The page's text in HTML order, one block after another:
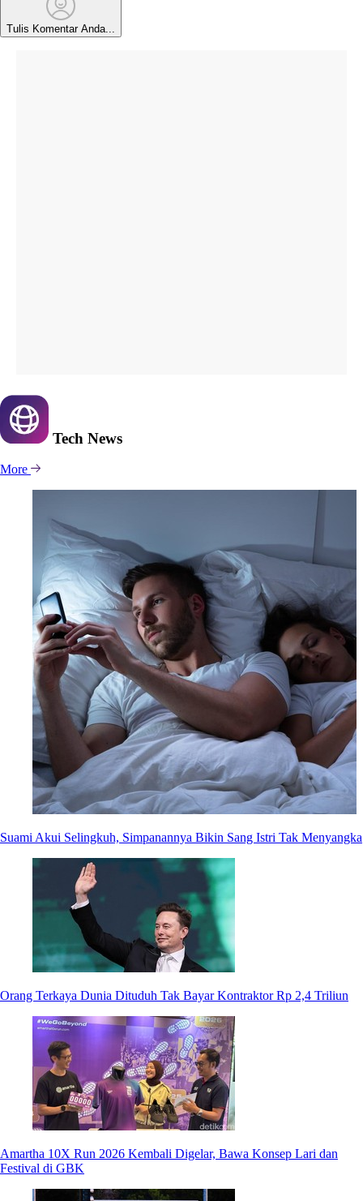
Tulis Komentar Anda...
Tech News
More
Suami Akui Selingkuh, Simpanannya Bikin Sang Istri Tak Menyangka
Orang Terkaya Dunia Dituduh Tak Bayar Kontraktor Rp 2,4 Triliun
Amartha 10X Run 2026 Kembali Digelar, Bawa Konsep Lari dan
Festival di GBK